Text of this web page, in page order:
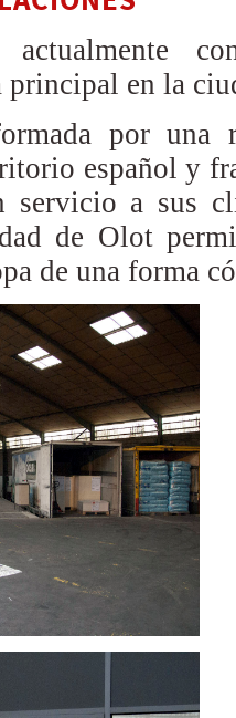
actualmente
en la
por una
español y
servicio a sus
de Olot
de una forma